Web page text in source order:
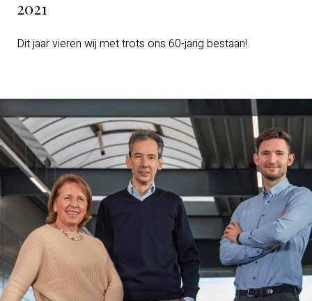
2021
Dit jaar vieren wij met trots ons 60-jarig bestaan!